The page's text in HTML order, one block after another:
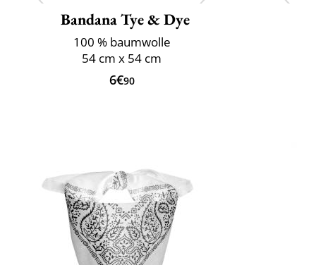
Bandana Tye & Dye
100 % baumwolle
54 cm x 54 cm
6€90